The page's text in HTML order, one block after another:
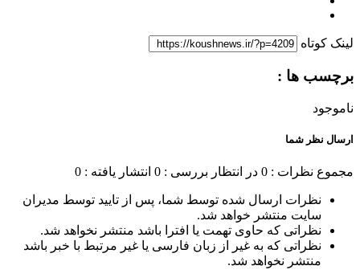
لینک کوتاه
برچسب ها :
ناموجود
ارسال نظر شما
مجموع نظرات : 0 در انتظار بررسی : 0 انتشار یافته : 0
نظرات ارسال شده توسط شما، پس از تایید توسط مدیران
سایت منتشر خواهد شد.
نظراتی که حاوی تهمت یا افترا باشد منتشر نخواهد شد.
نظراتی که به غیر از زبان فارسی یا غیر مرتبط با خبر باشد
منتشر نخواهد شد.